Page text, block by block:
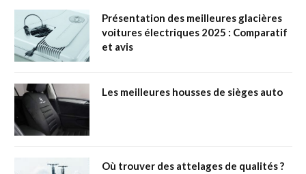
Présentation des meilleures glacières
voitures électriques 2025 : Comparatif
et avis
Les meilleures housses de sièges auto
Où trouver des attelages de qualités ?